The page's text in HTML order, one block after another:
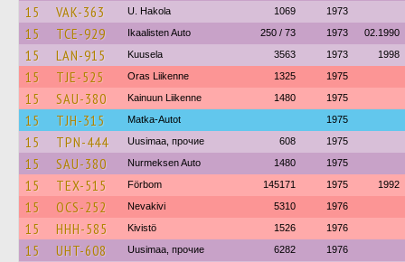
15 VAK-363 U. Hakola 1069 1973
15 TCE-929 Ikaalisten Auto 250 / 73 1973 02.1990
15 LAN-915 Kuusela 3563 1973 1998
15 TJE-525 Oras Liikenne 1325 1975
15 SAU-380 Kainuun Liikenne 1480 1975
15 TJH-315 Matka-Autot 1975
15 TPN-444 Uusimaa, прочие 608 1975
15 SAU-380 Nurmeksen Auto 1480 1975
15 TEX-515 Förbom 145171 1975 1992
15 OCS-252 Nevakivi 5310 1976
15 HHH-585 Kivistö 1526 1976
15 UHT-608 Uusimaa, прочие 6282 1976